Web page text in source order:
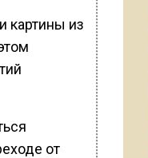
картины из
от